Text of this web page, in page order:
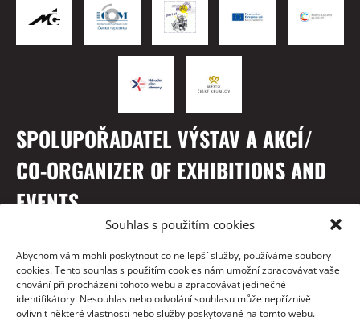
Souhlas s použitím cookies
Abychom vám mohli poskytnout co nejlepší služby, používáme soubory
cookies. Tento souhlas s použitím cookies nám umožní zpracovávat vaše
chování při procházení tohoto webu a zpracovávat jedinečné
identifikátory. Nesouhlas nebo odvolání souhlasu může nepříznivě
ovlivnit některé vlastnosti nebo služby poskytované na tomto webu.
SPOLUPOŘADATEL VÝSTAV A AKCÍ/
CO-ORGANIZER OF EXHIBITIONS AND
EVENTS